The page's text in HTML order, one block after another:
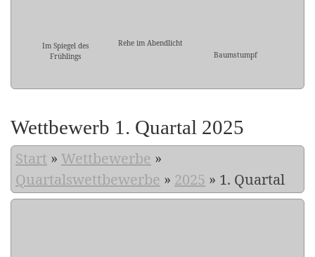
Im Spiegel des
Frühlings
Rehe im Abendlicht
Baumstumpf
Wettbewerb 1. Quartal 2025
Start » Wettbewerbe »
Quartalswettbewerbe » 2025 » 1. Quartal